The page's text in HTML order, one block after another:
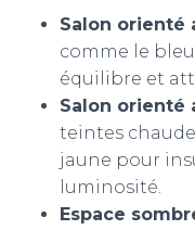
Salon orienté
comme le
équilibre et
Salon orienté
teintes
jaune pour
luminosité.
Espace